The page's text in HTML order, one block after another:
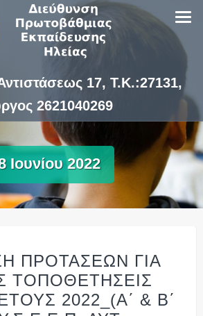
17, Τ.Κ.:27131,
2621040269
Ιουνίου 2022
ΠΡΟΤΑΣΕΩΝ ΓΙΑ
ΤΟΠΟΘΕΤΗΣΕΙΣ
2022_(Α΄ & Β΄